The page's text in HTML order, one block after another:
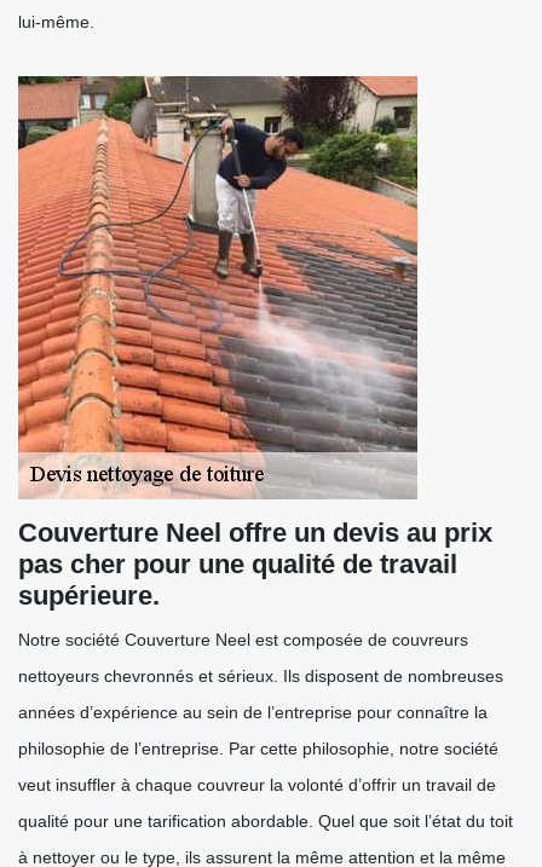
lui-même.
Couverture Neel offre un devis au prix
pas cher pour une qualité de travail
supérieure.
Notre société Couverture Neel est composée de couvreurs
nettoyeurs chevronnés et sérieux. Ils disposent de nombreuses
années d’expérience au sein de l’entreprise pour connaître la
philosophie de l’entreprise. Par cette philosophie, notre société
veut insuffler à chaque couvreur la volonté d’offrir un travail de
qualité pour une tarification abordable. Quel que soit l’état du toit
à nettoyer ou le type, ils assurent la même attention et la même